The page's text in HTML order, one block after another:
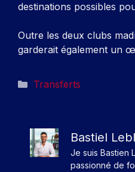
destinations possibles
Outre les deux clubs
garderait également un
Catégories
Transferts
Bastiel
Je suis Bastien
passionné de